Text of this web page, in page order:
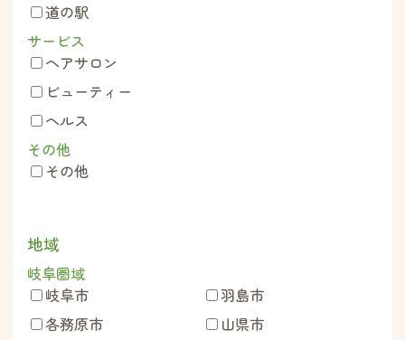
道の駅
サービス
ヘアサロン
ビューティー
ヘルス
その他
その他
地域
岐阜圏域
岐阜市
羽島市
各務原市
山県市